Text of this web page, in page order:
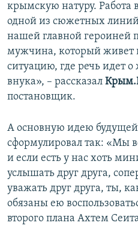
крымскую натуру. Работа
одной из сюжетных
нашей главной героиней
мужчина, который живет
ситуацию, где речь идет
внука», – рассказал
постановщик.
А основную идею
сформулировал так: «Мы
и если есть у нас хоть
услышать друг друга,
уважать друг друга, ты,
обязаны ею
второго плана Ахтем